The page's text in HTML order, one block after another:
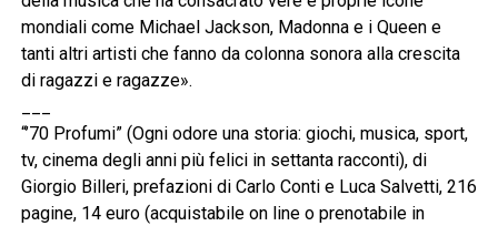
mondiali come Michael Jackson, Madonna e i Queen e
tanti altri artisti che fanno da colonna sonora alla crescita
di ragazzi e ragazze».
“’70 Profumi” (Ogni odore una storia: giochi, musica, sport,
tv, cinema degli anni più felici in settanta racconti), di
Giorgio Billeri, prefazioni di Carlo Conti e Luca Salvetti, 216
pagine, 14 euro (acquistabile on line o prenotabile in